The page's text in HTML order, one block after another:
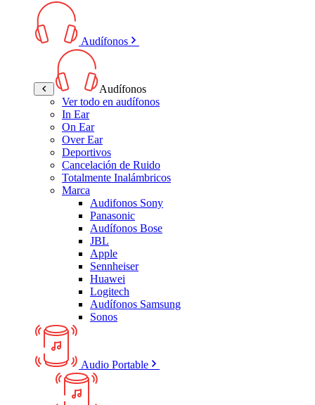
Audífonos
Audífonos
Ver todo en audífonos
In Ear
On Ear
Over Ear
Deportivos
Cancelación de Ruido
Totalmente Inalámbricos
Marca
Audifonos Sony
Panasonic
Audífonos Bose
JBL
Apple
Sennheiser
Huawei
Logitech
Audífonos Samsung
Sonos
Audio Portable